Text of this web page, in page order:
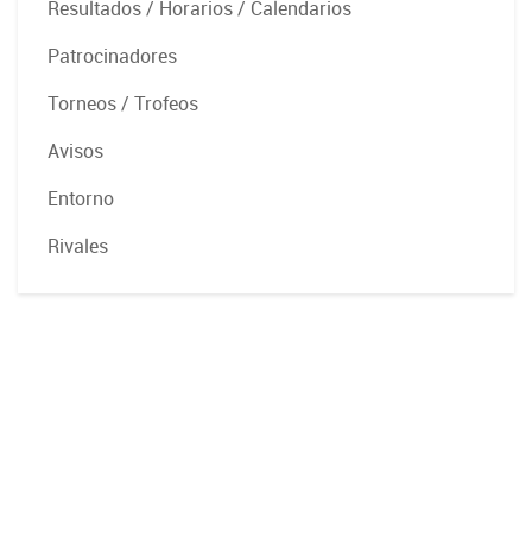
Resultados / Horarios / Calendarios
Patrocinadores
Torneos / Trofeos
Avisos
Entorno
Rivales